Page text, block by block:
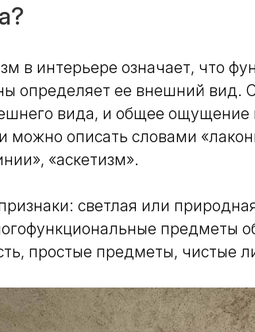
в интерьере означает, что
определяет ее внешний вид.
вида, и общее
можно описать словами
«аскетизм».
светлая или
предметы
простые предметы, чистые